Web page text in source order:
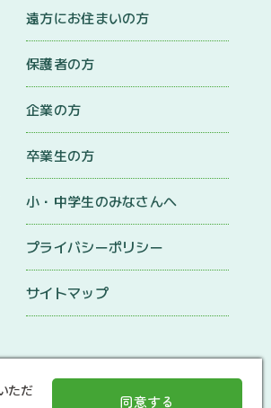
遠方にお住まいの方
保護者の方
企業の方
卒業生の方
小・中学生のみなさんへ
プライバシーポリシー
サイトマップ
ただ
同意する